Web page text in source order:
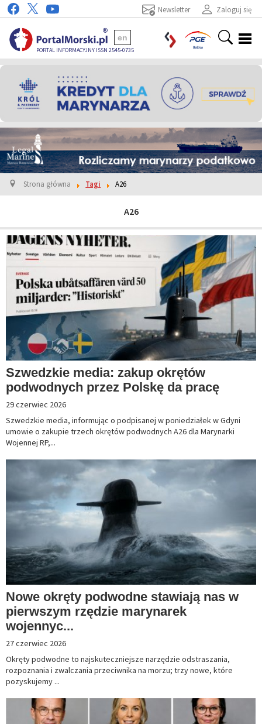
Zaloguj się
Newsletter
PORTAL INFORMACYJNY ISSN 2545-0735
en
Strona główna Tagi A26
A26
Szwedzkie media: zakup okrętów
podwodnych przez Polskę da pracę
29 czerwiec 2026
Szwedzkie media, informując o podpisanej w poniedziałek w Gdyni
umowie o zakupie trzech okrętów podwodnych A26 dla Marynarki
Wojennej RP,...
Nowe okręty podwodne stawiają nas w
pierwszym rzędzie marynarek
wojennyc...
27 czerwiec 2026
Okręty podwodne to najskuteczniejsze narzędzie odstraszania,
rozpoznania i zwalczania przeciwnika na morzu; trzy nowe, które
pozyskujemy ...